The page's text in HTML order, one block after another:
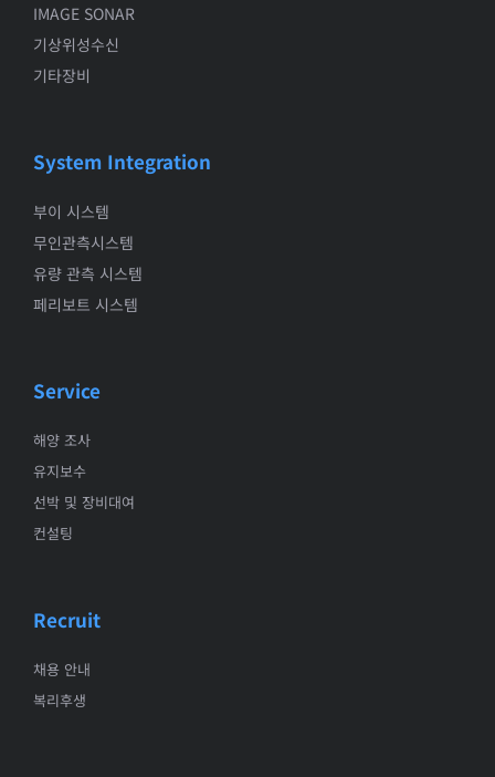
IMAGE SONAR
기상위성수신
기타장비
System Integration
부이 시스템
무인관측시스템
유량 관측 시스템
페리보트 시스템
Service
해양 조사
유지보수
선박 및 장비대여
컨설팅
Recruit
채용 안내
복리후생